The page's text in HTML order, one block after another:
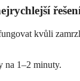
kvůli
na 1–2 minuty.